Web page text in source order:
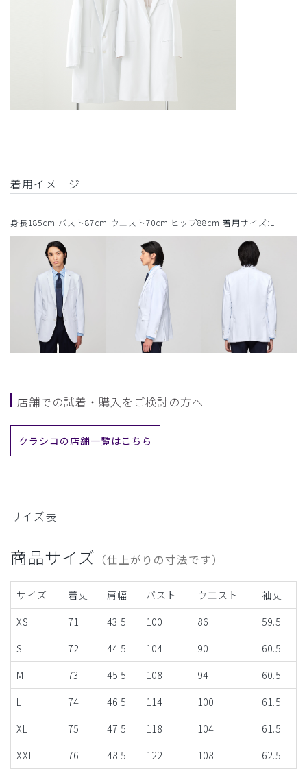
着用イメージ
身長185cm バスト87cm ウエスト70cm ヒップ88cm 着用サイズ:L
店舗での試着・購入をご検討の方へ
クラシコの店舗一覧はこちら
サイズ表
商品サイズ （仕上がりの寸法です）
サイズ 着丈 肩幅 バスト ウエスト
袖丈
XS
71 43.5 100 86
59.5
S
72 44.5 104 90
60.5
M
73 45.5 108 94
60.5
L
74 46.5 114 100
61.5
XL
75 47.5 118 104
61.5
XXL
76 48.5 122 108 62.5